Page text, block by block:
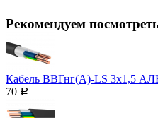
Рекомендуем
Кабель ВВГнг(А)-LS 3х1,5
70 Р